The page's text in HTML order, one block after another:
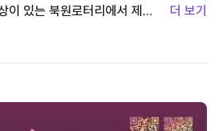
이 있는 북원로터리에서 제를
무공의 숭고한 구국의 얼을
사, 세계군악의장페스티벌, 팔